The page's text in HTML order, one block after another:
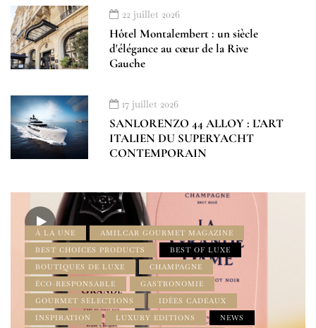
22 juillet 2026
Hôtel Montalembert : un siècle
d'élégance au cœur de la Rive
Gauche
17 juillet 2026
SANLORENZO 44 ALLOY : L’ART
ITALIEN DU SUPERYACHT
CONTEMPORAIN
À LA UNE
AMILCAR GOURMET MAGAZINE
BEST CHOICES PRODUCTS
BEST OF LUXE
BOUTIQUES DE LUXE
CHAMPAGNE
ÉCO-RESPONSABLE
GASTRONOMIE
GOURMET SELECTIONS
IDÉES CADEAUX
INSPIRATION
LUXURY EDITIONS
NEWS